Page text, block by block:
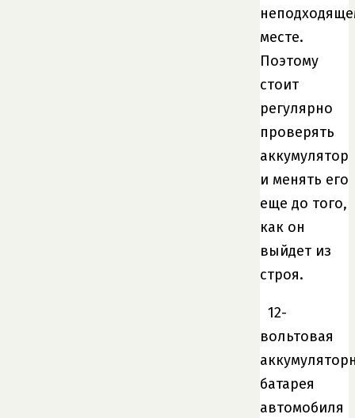
месте.
Поэтому
стоит
регулярно
проверять
аккумулятор
и менять его
еще до того,
как он
выйдет из
строя.
12-
вольтовая
батарея
автомобиля